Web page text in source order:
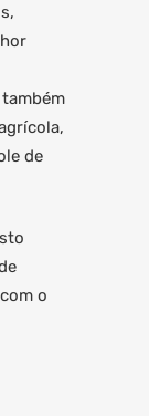
de
o